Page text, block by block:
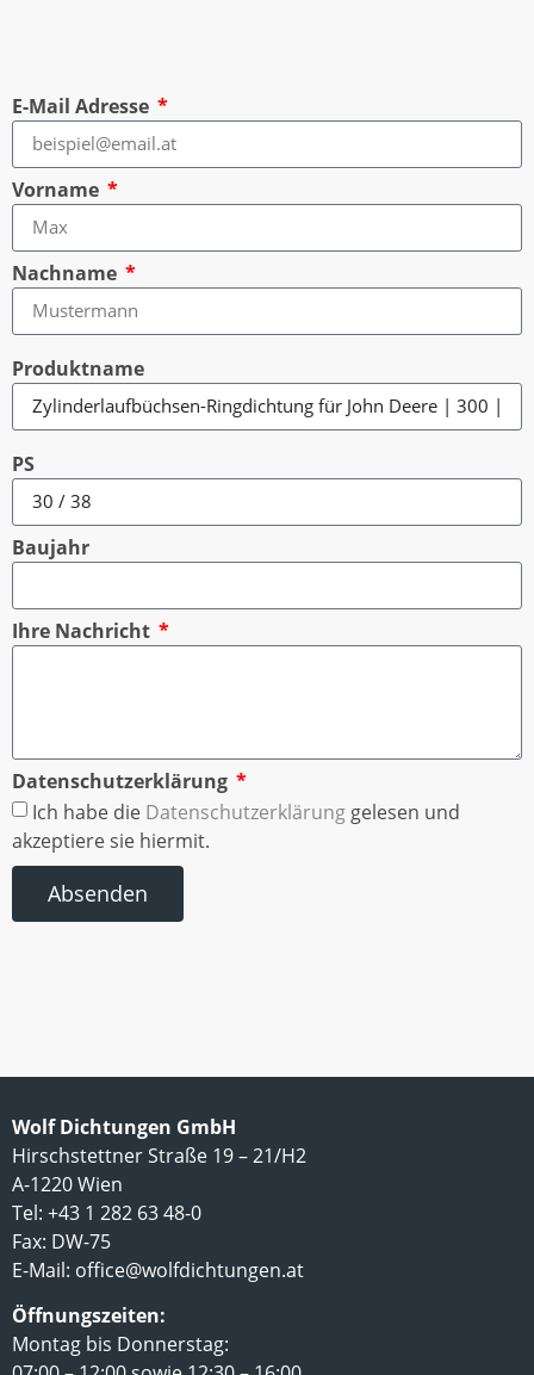
E-Mail Adresse
Vorname
Nachname
Produktname
PS
Baujahr
Ihre Nachricht
Datenschutzerklärung
Ich habe die Datenschutzerklärung gelesen und
akzeptiere sie hiermit.
Absenden
Wolf Dichtungen GmbH
Hirschstettner Straße 19 – 21/H2
A-1220 Wien
Tel: +43 1 282 63 48-0
Fax: DW-75
E-Mail: office@wolfdichtungen.at
Öffnungszeiten:
Montag bis Donnerstag: